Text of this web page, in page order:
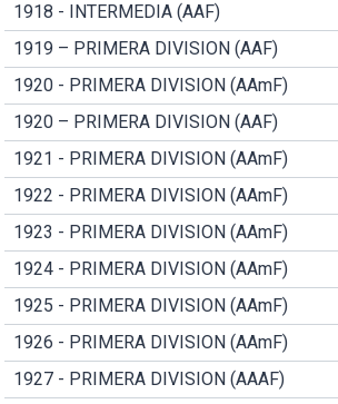
1918 - INTERMEDIA (AAF)
1919 – PRIMERA DIVISION (AAF)
1920 - PRIMERA DIVISION (AAmF)
1920 – PRIMERA DIVISION (AAF)
1921 - PRIMERA DIVISION (AAmF)
1922 - PRIMERA DIVISION (AAmF)
1923 - PRIMERA DIVISION (AAmF)
1924 - PRIMERA DIVISION (AAmF)
1925 - PRIMERA DIVISION (AAmF)
1926 - PRIMERA DIVISION (AAmF)
1927 - PRIMERA DIVISION (AAAF)